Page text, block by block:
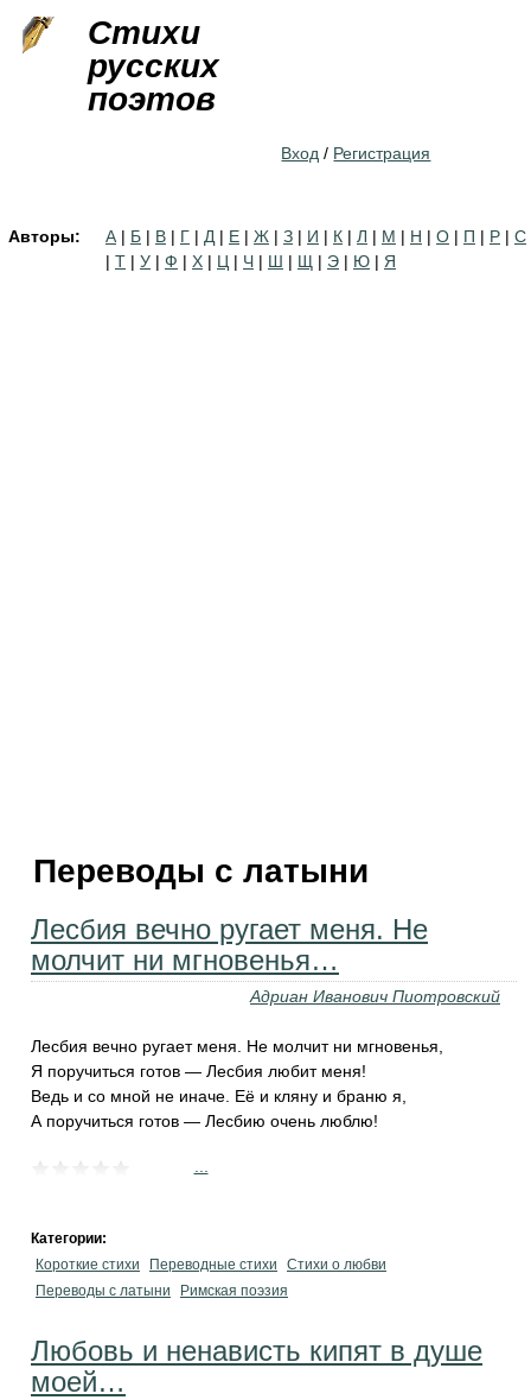
Стихи
русских
поэтов
Вход / Регистрация
Авторы: А | Б | В | Г | Д | Е | Ж | З | И | К | Л | М | Н | О | П | Р | С
| Т | У | Ф | Х | Ц | Ч | Ш | Щ | Э | Ю | Я
Переводы с латыни
Лесбия вечно ругает меня. Не
молчит ни мгновенья…
Адриан Иванович Пиотровский
Лесбия вечно ругает меня. Не молчит ни мгновенья,
Я поручиться готов — Лесбия любит меня!
Ведь и со мной не иначе. Её и кляну и браню я,
А поручиться готов — Лесбию очень люблю!
Категории:
Короткие стихи
Переводные стихи
Стихи о любви
Переводы с латыни
Римская поэзия
Любовь и ненависть кипят в душе
моей…